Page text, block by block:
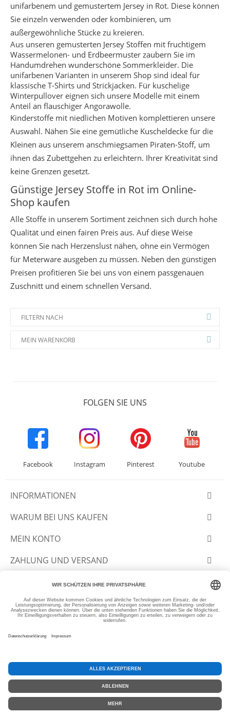
unifarbenem und gemustertem Jersey in Rot. Diese können
Sie einzeln verwenden oder kombinieren, um
außergewöhnliche Stücke zu kreieren.
Aus unseren gemusterten Jersey Stoffen mit fruchtigem
Wassermelonen- und Erdbeermuster zaubern Sie im
Handumdrehen wunderschöne Sommerkleider. Die
unifarbenen Varianten in unserem Shop sind ideal für
klassische T-Shirts und Strickjacken. Für kuschelige
Winterpullover eignen sich unsere Modelle mit einem
Anteil an flauschiger Angorawolle.
Kinderstoffe mit niedlichen Motiven komplettieren unsere
Auswahl. Nähen Sie eine gemütliche Kuscheldecke für die
Kleinen aus unserem anschmiegsamen Piraten-Stoff, um
ihnen das Zubettgehen zu erleichtern. Ihrer Kreativität sind
keine Grenzen gesetzt.
Günstige Jersey Stoffe in Rot im Online-
Shop kaufen
Alle Stoffe in unserem Sortiment zeichnen sich durch hohe
Qualität und einen fairen Preis aus. Auf diese Weise
können Sie nach Herzenslust nähen, ohne ein Vermögen
für Meterware ausgeben zu müssen. Neben den günstigen
Preisen profitieren Sie bei uns von einem passgenauen
Zuschnitt und einem schnellen Versand.
FILTERN NACH
MEIN WARENKORB
FOLGEN SIE UNS
Facebook Instagram Pinterest Youtube
INFORMATIONEN
WARUM BEI UNS KAUFEN
MEIN KONTO
ZAHLUNG UND VERSAND
© 2012-2026 SLANTASTOFFE.DE
aus3776Bewertungen bei: ebay.de, amazon.de, shopvote.de ⓘ